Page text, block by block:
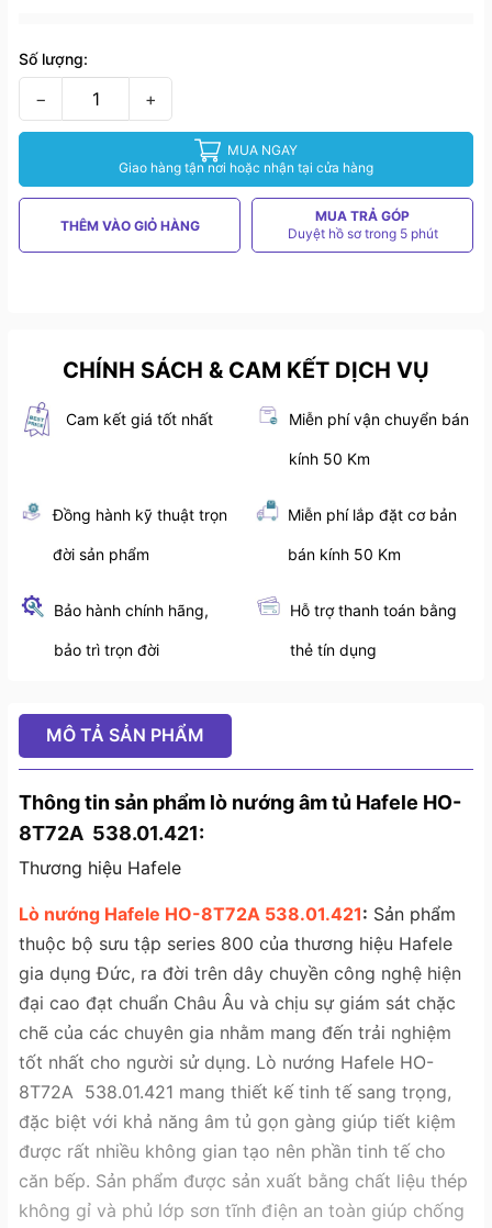
Số lượng:
− +
MUA NGAY
Giao hàng tận nơi hoặc nhận tại cửa hàng
THÊM VÀO GIỎ HÀNG
MUA TRẢ GÓP
Duyệt hồ sơ trong 5 phút
CHÍNH SÁCH & CAM KẾT DỊCH VỤ
Cam kết giá tốt nhất Miễn phí vận chuyển bán
kính 50 Km
Đồng hành kỹ thuật trọn
đời sản phẩm
Miễn phí lắp đặt cơ bản
bán kính 50 Km
Bảo hành chính hãng,
bảo trì trọn đời
Hỗ trợ thanh toán bằng
thẻ tín dụng
MÔ TẢ SẢN PHẨM
Thông tin sản phẩm lò nướng âm tủ Hafele HO-
8T72A 538.01.421:
Thương hiệu Hafele
Lò nướng Hafele HO-8T72A 538.01.421: Sản phẩm
thuộc bộ sưu tập series 800 của thương hiệu Hafele
gia dụng Đức, ra đời trên dây chuyền công nghệ hiện
đại cao đạt chuẩn Châu Âu và chịu sự giám sát chặc
chẽ của các chuyên gia nhằm mang đến trải nghiệm
tốt nhất cho người sử dụng. Lò nướng Hafele HO-
8T72A 538.01.421 mang thiết kế tinh tế sang trọng,
đặc biệt với khả năng âm tủ gọn gàng giúp tiết kiệm
được rất nhiều không gian tạo nên phần tinh tế cho
căn bếp. Sản phẩm được sản xuất bằng chất liệu thép
không gỉ và phủ lớp sơn tĩnh điện an toàn giúp chống